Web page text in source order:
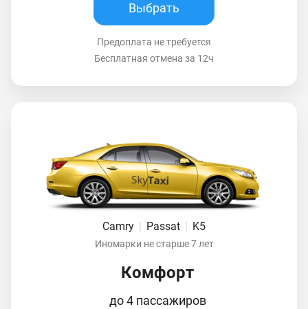
Выбрать
Предоплата не требуется
Бесплатная отмена за 12ч
Camry Passat K5
Иномарки не старше 7 лет
Комфорт
до 4 пассажиров